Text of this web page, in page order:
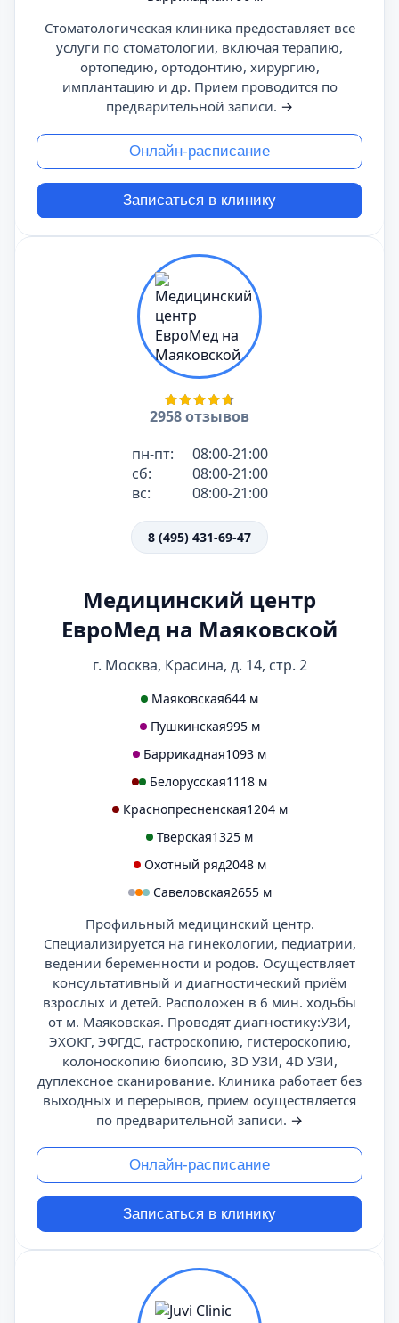
Стоматологическая клиника предоставляет все
услуги по стоматологии, включая терапию,
ортопедию, ортодонтию, хирургию,
имплантацию и др. Прием проводится по
предварительной записи. →
Онлайн-расписание
Записаться в клинику
2958 отзывов
пн-пт:
08:00-21:00
сб:
08:00-21:00
вс:
08:00-21:00
8 (495) 431-69-47
Медицинский центр
ЕвроМед на Маяковской
г. Москва, Красина, д. 14, стр. 2
Маяковская644 м
Пушкинская995 м
Баррикадная1093 м
Белорусская1118 м
Краснопресненская1204 м
Тверская1325 м
Охотный ряд2048 м
Савеловская2655 м
Профильный медицинский центр.
Специализируется на гинекологии, педиатрии,
ведении беременности и родов. Осуществляет
консультативный и диагностический приём
взрослых и детей. Расположен в 6 мин. ходьбы
от м. Маяковская. Проводят диагностику:УЗИ,
ЭХОКГ, ЭФГДС, гастроскопию, гистероскопию,
колоноскопию биопсию, 3D УЗИ, 4D УЗИ,
дуплексное сканирование. Клиника работает без
выходных и перерывов, прием осуществляется
по предварительной записи. →
Онлайн-расписание
Записаться в клинику